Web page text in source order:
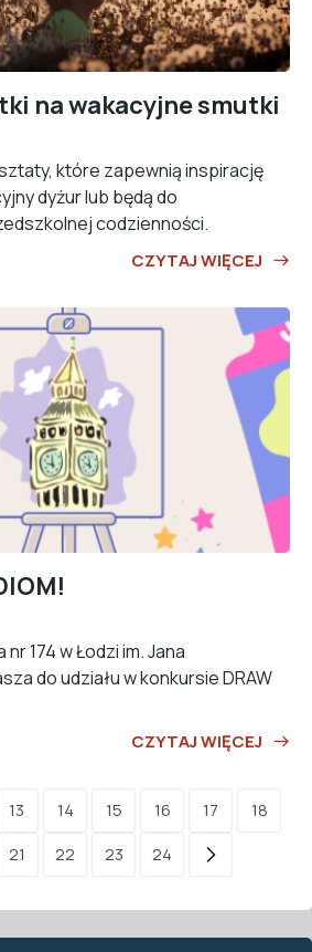
na wakacyjne smutki
które zapewnią inspirację
dyżur lub będą do
codzienności.
CZYTAJ WIĘCEJ
174 w Łodzi im. Jana
do udziału w konkursie DRAW
CZYTAJ WIĘCEJ
13 14 15 16 17
18
21 22 23 24